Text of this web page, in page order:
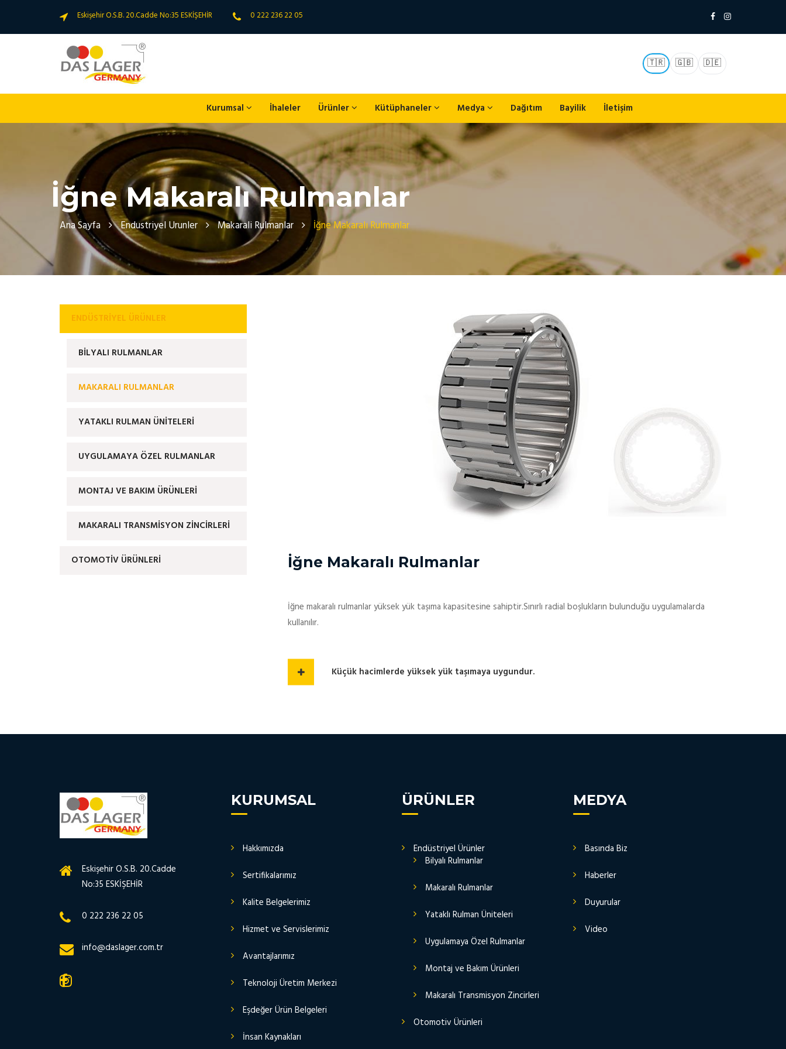
Eskişehir O.S.B. 20.Cadde No:35 ESKİŞEHİR 0 222 236 22 05
🇹🇷 🇬🇧 🇩🇪
Kurumsal İhaleler Ürünler Kütüphaneler Medya Dağıtım Bayilik İletişim
İğne Makaralı Rulmanlar
Ana Sayfa Endustriyel Urunler Makarali Rulmanlar İğne Makaralı Rulmanlar
İğne Makaralı Rulmanlar
İğne makaralı rulmanlar yüksek yük taşıma kapasitesine sahiptir.Sınırlı radial boşlukların bulunduğu uygulamalarda
kullanılır.
Küçük hacimlerde yüksek yük taşımaya uygundur.
ENDÜSTRIYEL ÜRÜNLER
BİLYALI RULMANLAR
MAKARALI RULMANLAR
YATAKLI RULMAN ÜNİTELERİ
UYGULAMAYA ÖZEL RULMANLAR
MONTAJ VE BAKIM ÜRÜNLERİ
MAKARALI TRANSMİSYON ZİNCİRLERİ
OTOMOTIV ÜRÜNLERI
Eskişehir O.S.B. 20.Cadde
No:35 ESKİŞEHİR
0 222 236 22 05
info@daslager.com.tr
KURUMSAL
Hakkımızda
Sertifikalarımız
Kalite Belgelerimiz
Hizmet ve Servislerimiz
Avantajlarımız
Teknoloji Üretim Merkezi
Eşdeğer Ürün Belgeleri
İnsan Kaynakları
ÜRÜNLER
Endüstriyel Ürünler
Bilyalı Rulmanlar
Makaralı Rulmanlar
Yataklı Rulman Üniteleri
Uygulamaya Özel Rulmanlar
Montaj ve Bakım Ürünleri
Makaralı Transmisyon Zincirleri
Otomotiv Ürünleri
MEDYA
Basında Biz
Haberler
Duyurular
Video